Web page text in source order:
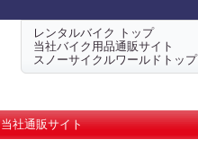
レンタルバイク トップ
当社バイク用品通販サイト
スノーサイクルワールドトップ
当社通販サイト